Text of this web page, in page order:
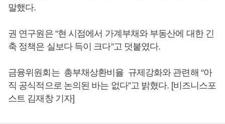
말했다.
권 연구원은 “현 시점에서 가계부채와 부동산에 대한 긴
축 정책은 실보다 득이 크다”고 덧붙였다.
금융위원회는 총부채상환비율 규제강화와 관련해 “아
직 공식적으로 논의된 바는 없다”고 밝혔다. [비즈니스포
스트 김재창 기자]